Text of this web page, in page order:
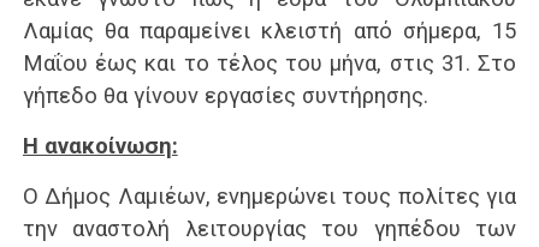
Λαμίας θα παραμείνει κλειστή από σήμερα, 15
Μαΐου έως και το τέλος του μήνα, στις 31. Στο
γήπεδο θα γίνουν εργασίες συντήρησης.
Η ανακοίνωση:
Ο Δήμος Λαμιέων, ενημερώνει τους πολίτες για
την αναστολή λειτουργίας του γηπέδου των